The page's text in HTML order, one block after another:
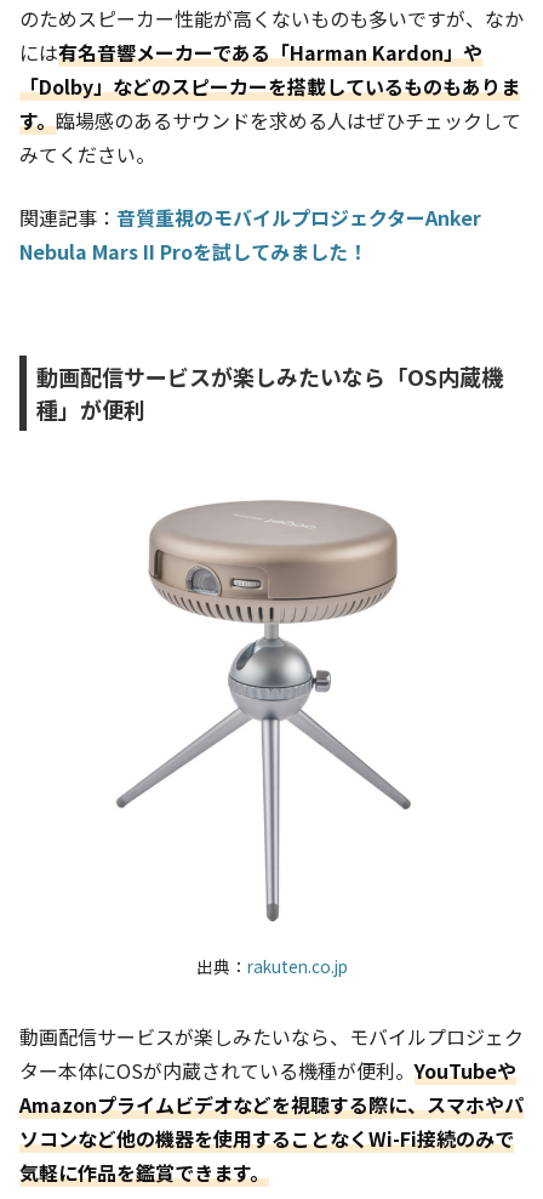
のためスピーカー性能が高くないものも多いですが、なか
には有名音響メーカーである「Harman Kardon」や
「Dolby」などのスピーカーを搭載しているものもありま
す。臨場感のあるサウンドを求める人はぜひチェックして
みてください。
関連記事： 音質重視のモバイルプロジェクターAnker
Nebula Mars II Proを試してみました！
動画配信サービスが楽しみたいなら「OS内蔵機
種」が便利
出典： rakuten.co.jp
動画配信サービスが楽しみたいなら、モバイルプロジェク
ター本体にOSが内蔵されている機種が便利。YouTubeや
Amazonプライムビデオなどを視聴する際に、スマホやパ
ソコンなど他の機器を使用することなくWi-Fi接続のみで
気軽に作品を鑑賞できます。